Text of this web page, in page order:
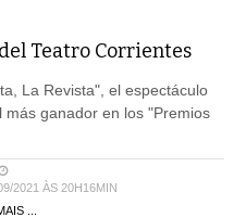
Teatro Corrientes
La Revista", el espectáculo
ganador en los "Premios
2021 ÀS 20H16MIN
...